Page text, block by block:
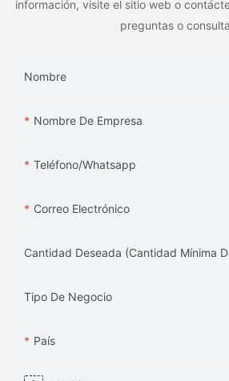
información, visite el sitio web o
preguntas o
Nombre
Nombre De Empresa
Teléfono/whatsapp
Correo Electrónico
Cantidad Deseada (Cantidad Mínima
Tipo De Negocio
País